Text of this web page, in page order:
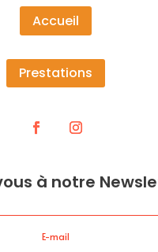
Accueil
Prestations
à notre